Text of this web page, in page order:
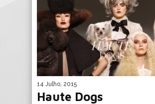
14 Julho, 2015
Haute Dogs